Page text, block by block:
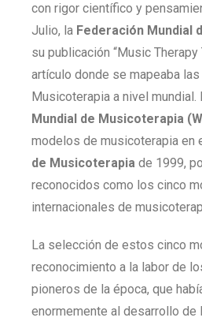
con rigor científico y
Julio, la Federación Mundial
su publicación “Music
artículo donde se mapeaba
Musicoterapia a nivel mundial.
Mundial de Musicoterapia
modelos de musicoterapia en
de Musicoterapia de 1999,
reconocidos como los cinco
internacionales de
La selección de estos cinco
reconocimiento a la labor de
pioneros de la época, que
enormemente al desarrollo de